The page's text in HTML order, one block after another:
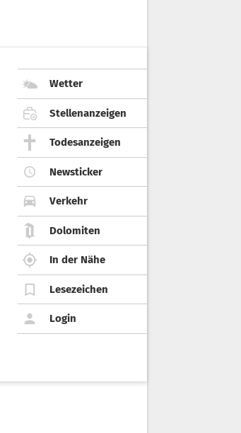
Wetter
Stellenanzeigen
Todesanzeigen
Newsticker
Verkehr
Dolomiten
In der Nähe
Lesezeichen
Login